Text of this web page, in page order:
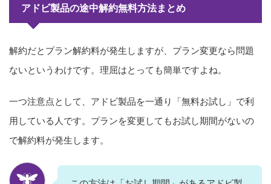
アドビ製品の途中解約無料方法まとめ
解約だとプラン解約料が発生しますが、プラン変更なら問題
ないというわけです。理屈はとっても簡単ですよね。
一つ注意点として、アドビ製品を一通り「無料お試し」で利
用している人です。プランを変更してもお試し期間がないの
で解約料が発生します。